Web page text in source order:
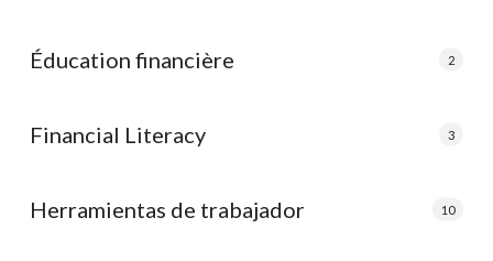
Éducation financière 2
Financial Literacy 3
Herramientas de trabajador 10